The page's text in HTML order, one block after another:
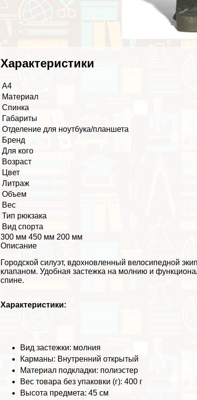
Хаpaктеристики
А4
Материал
Спинка
Габариты
Отделение для ноутбука/планшета
Бренд
Для кого
Возраст
Цвет
Литраж
Объем
Вес
Тип рюкзака
Вид спорта
300 мм 450 мм 200 мм
Описание
Городской силуэт, вдохновленный велосипедной
клапаном. Удобная застежка на молнию и
спине.
Хаpaктеристики:
Вид застежки: молния
Карманы: Внутренний открытый
Материал подкладки: полиэстер
Вес товара без упаковки (г): 400 г
Высота предмета: 45 см